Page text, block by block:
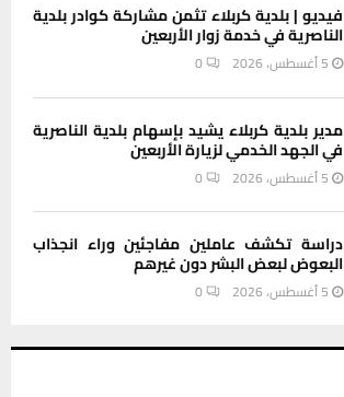
فيديو | بلدية كربلاء تثمن مشاركة كوادر بلدية
الناصرية في خدمة زوار الأربعين
5 أغسطس، 2026 0
مدير بلدية كربلاء يشيد بإسهام بلدية الناصرية
في الجهد الخدمي لزيارة الأربعين
5 أغسطس، 2026 0
دراسة تكشف عاملين مفاجئين وراء انجذاب
البعوض لبعض البشر دون غيرهم
5 أغسطس، 2026 0